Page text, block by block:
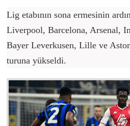
Lig etabının sona ermesinin
Liverpool, Barcelona, Arsenal,
Bayer Leverkusen, Lille ve
turuna yükseldi.